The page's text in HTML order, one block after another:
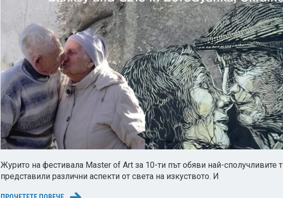
Журито на фестивала Master of Art за 10-ти път обяви най-сполучливите
представили различни аспекти от света на изкуството. И